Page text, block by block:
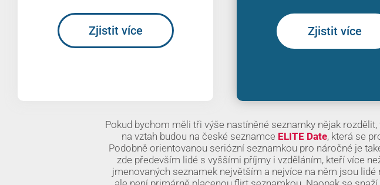
Zjistit více Zjistit více
Pokud bychom měli tři výše nastíněné seznamky nějak
na vztah budou na české seznamce ELITE Date, která se
Podobně orientovanou seriózní seznamkou pro náročné je
zde především lidé s vyššími příjmy i vzděláním, kteří více
jmenovaných seznamek největším a nejvíce na něm jsou